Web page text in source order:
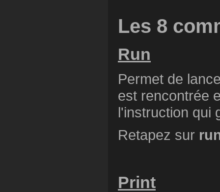
Les 8
Run
Permet de
est rencontrée
l'instruction qui
Retapez sur
Print